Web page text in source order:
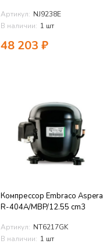
Артикул: NJ9238E
В наличии: 1 шт
48 203 ₽
Компрессор Embraco Aspera
R-404A/MBP/12.55 cm3
Артикул: NT6217GK
В наличии: 1 шт